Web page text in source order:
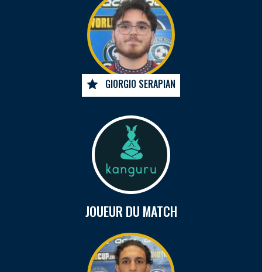
GIORGIO SERAPIAN
JOUEUR DU MATCH